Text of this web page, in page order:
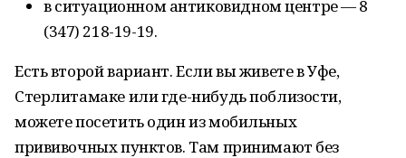
в ситуационном антиковидном центре — 8
(347) 218-19-19.
Есть второй вариант. Если вы живете в Уфе,
Стерлитамаке или где-нибудь поблизости,
можете посетить один из мобильных
прививочных пунктов. Там принимают без